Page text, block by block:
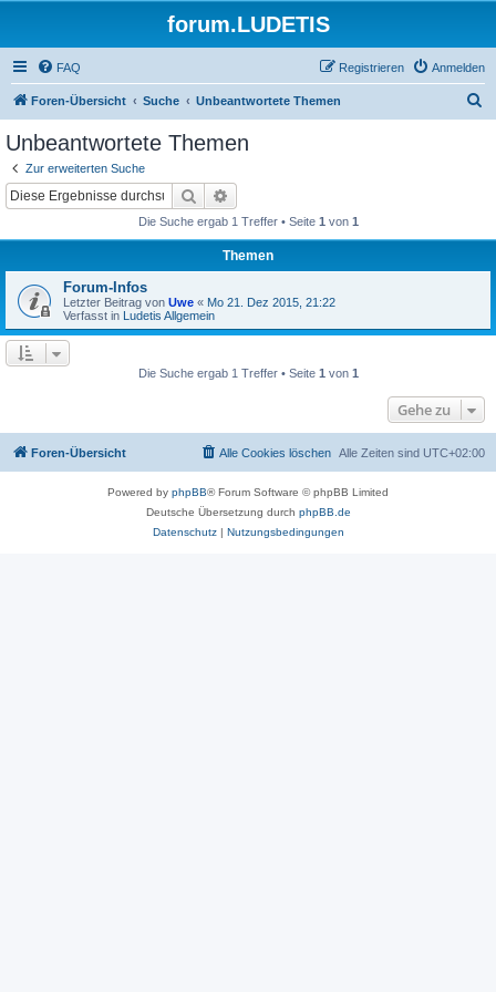
forum.LUDETIS
FAQ Anmelden
Registrieren
Foren-Übersicht Suche Unbeantwortete Themen
Unbeantwortete Themen
Zur erweiterten Suche
Suche
Die Suche ergab 1 Treffer • Seite 1 von 1
Themen
Forum-Infos
Letzter Beitrag von Uwe « Mo 21. Dez 2015, 21:22
Verfasst in Ludetis Allgemein
Die Suche ergab 1 Treffer • Seite 1 von 1
Gehe zu
Foren-Übersicht Alle Zeiten sind UTC+02:00
Alle Cookies löschen
Powered by phpBB® Forum Software © phpBB Limited
Deutsche Übersetzung durch phpBB.de
Datenschutz| Nutzungsbedingungen